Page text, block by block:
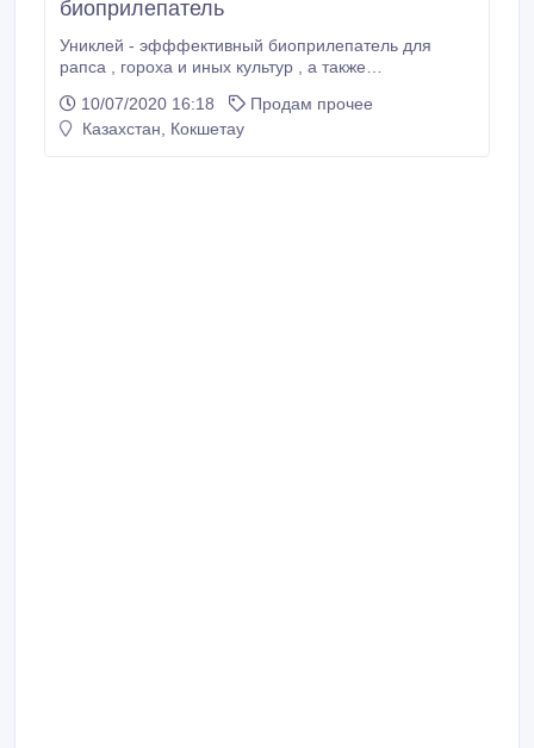
биоприлепатель
Униклей - эфффективный биоприлепатель для
рапса , гороха и иных культур , а также
количество получаемой влаги и способствует
равномерному созреванию семян . Экологически
10/07/2020 16:18
Продам прочее
Казахстан, Кокшетау